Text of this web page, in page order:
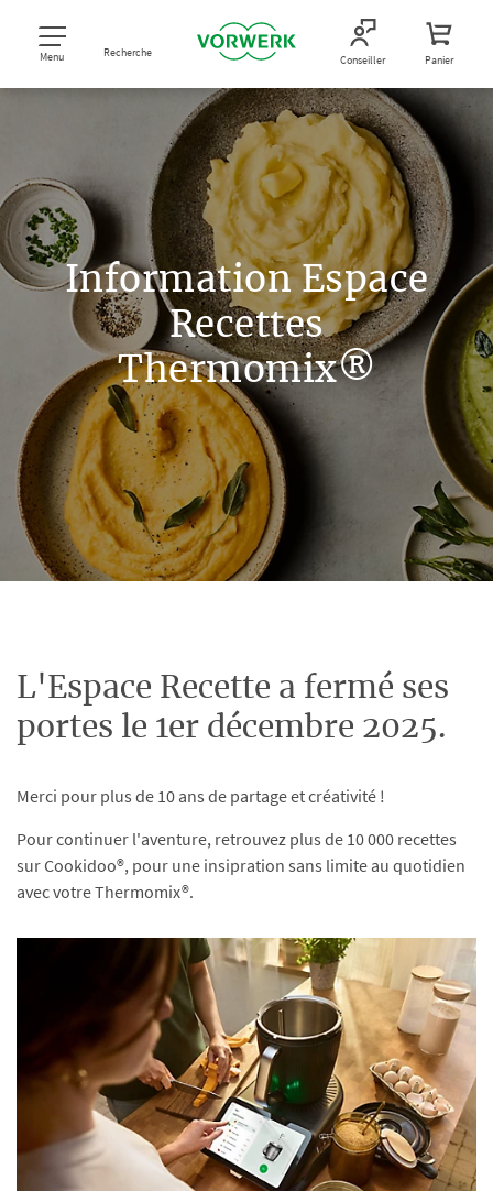
Menu Recherche Conseiller Panier
Information Espace
Recettes
Thermomix®
L'Espace Recette a fermé ses
portes le 1er décembre 2025.
Merci pour plus de 10 ans de partage et créativité !
Pour continuer l'aventure, retrouvez plus de 10 000 recettes
sur Cookidoo®, pour une insipration sans limite au quotidien
avec votre Thermomix®.